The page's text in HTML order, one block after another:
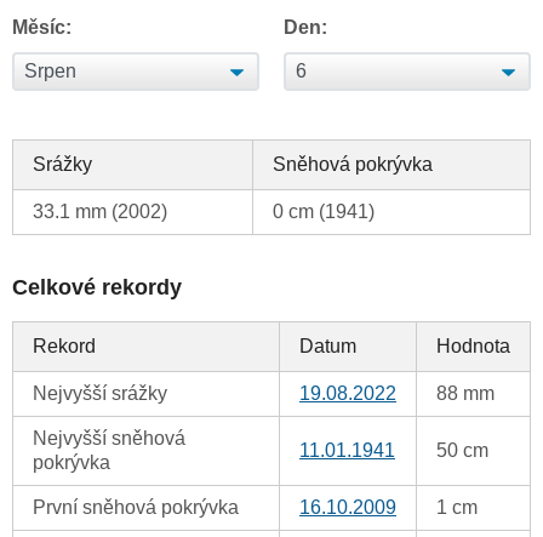
Měsíc: Den:
Srážky Sněhová pokrývka
33.1 mm (2002) 0 cm (1941)
Celkové rekordy
Rekord Datum Hodnota
Nejvyšší srážky 19.08.2022 88 mm
Nejvyšší sněhová
pokrývka
11.01.1941 50 cm
První sněhová pokrývka 16.10.2009 1 cm